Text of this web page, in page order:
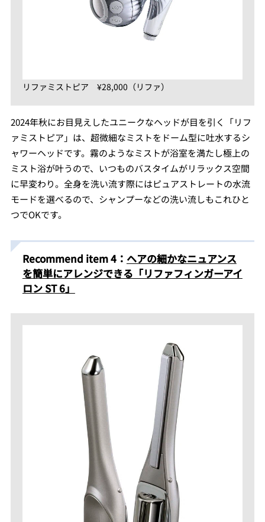
リファミストピア ¥28,000（リファ）
2024年秋にお目見えしたユニークなヘッドが目を引く「リフ
ァミストピア」は、超微細なミストをドーム型に吐水するシ
ャワーヘッドです。霧のようなミストが浴室を満たし極上の
ミスト浴が叶うので、いつものバスタイムがリラックス空間
に早変わり。全身を洗い流す際にはピュアストレートの水流
モードを選べるので、シャンプーなどの洗い流しもこれひと
つでOKです。
Recommend item 4： ヘアの細かなニュアンス
を簡単にアレンジできる「リファフィンガーアイ
ロン ST 6」